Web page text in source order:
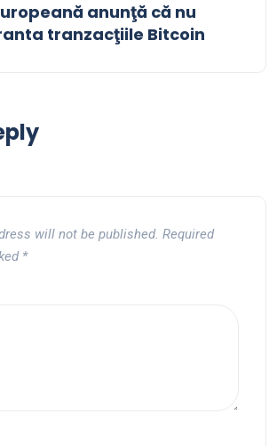
anunţă că nu
tranzacţiile Bitcoin
will not be published. Required
*